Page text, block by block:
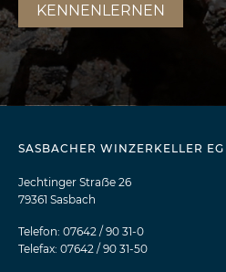
KENNENLERNEN
SASBACHER WINZERKELLER EG
Jechtinger Straẞe 26
79361 Sasbach
Telefon: 07642 / 90 31-0
Telefax: 07642 / 90 31-50